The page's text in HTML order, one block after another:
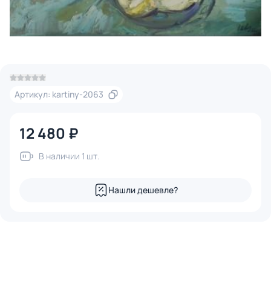
Артикул: kartiny-2063
12 480 ₽
В наличии 1 шт.
Нашли дешевле?